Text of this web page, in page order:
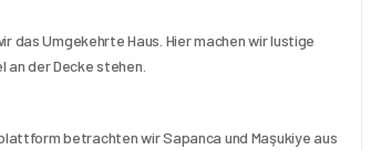
das Umgekehrte Haus. Hier machen wir lustige
an der Decke stehen.
betrachten wir Sapanca und Maşukiye aus